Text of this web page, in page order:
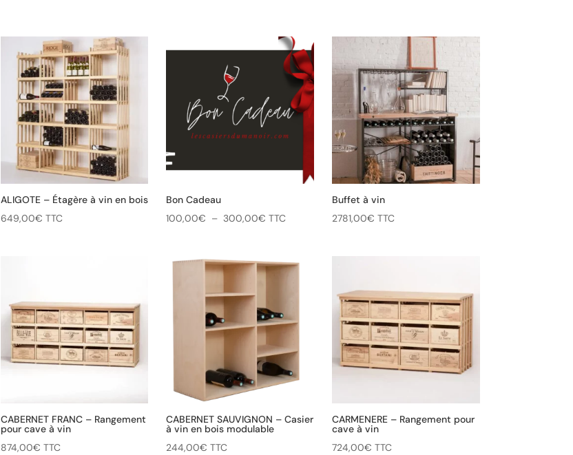
ALIGOTE – Étagère à vin en bois
649,00€ TTC
Bon Cadeau
100,00€ – 300,00€ Plage
100,00€
300,00€
TTC
Buffet à vin
2781,00€ TTC
CABERNET FRANC – Rangement
pour cave à vin
874,00€ TTC
CABERNET SAUVIGNON – Casier
à vin en bois modulable
244,00€ TTC
CARMENERE – Rangement pour
cave à vin
724,00€ TTC